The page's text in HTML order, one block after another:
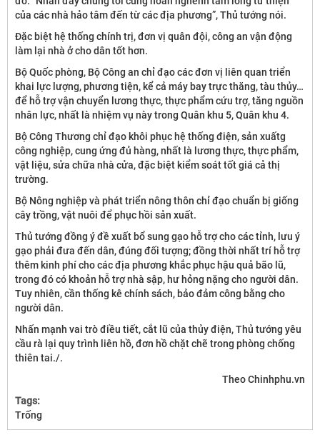
của các nhà hảo tâm đến từ các địa phương”, Thủ tướng nói.
Đặc biệt hệ thống chính trị, đơn vị quân đội, công an vận động
làm lại nhà ở cho dân tốt hơn.
Bộ Quốc phòng, Bộ Công an chỉ đạo các đơn vị liên quan triển
khai lực lượng, phương tiện, kể cả máy bay trực thăng, tàu thủy…
để hỗ trợ vận chuyển lương thực, thực phẩm cứu trợ, tăng nguồn
nhân lực, nhất là nhiệm vụ này trong Quân khu 5, Quân khu 4.
Bộ Công Thương chỉ đạo khôi phục hệ thống điện, sản xuấtg
công nghiệp, cung ứng đủ hàng, nhất là lương thực, thực phẩm,
vật liệu, sửa chữa nhà cửa, đặc biệt kiểm soát tốt giá cả thị
trường.
Bộ Nông nghiệp và phát triển nông thôn chỉ đạo chuẩn bị giống
cây trồng, vật nuôi để phục hồi sản xuất.
Thủ tướng đồng ý đề xuất bổ sung gạo hỗ trợ cho các tỉnh, lưu ý
gạo phải đưa đến dân, đúng đối tượng; đồng thời nhất trí hỗ trợ
thêm kinh phí cho các địa phương khắc phục hậu quả bão lũ,
trong đó có khoản hỗ trợ nhà sập, hư hỏng nặng cho người dân.
Tuy nhiên, cần thống kê chính sách, bảo đảm công bằng cho
người dân.
Nhấn mạnh vai trò điều tiết, cắt lũ của thủy điện, Thủ tướng yêu
cầu rà lại quy trình liên hồ, đơn hồ chặt chẽ trong phòng chống
thiên tai./.
Theo Chinhphu.vn
Tags:
Trống